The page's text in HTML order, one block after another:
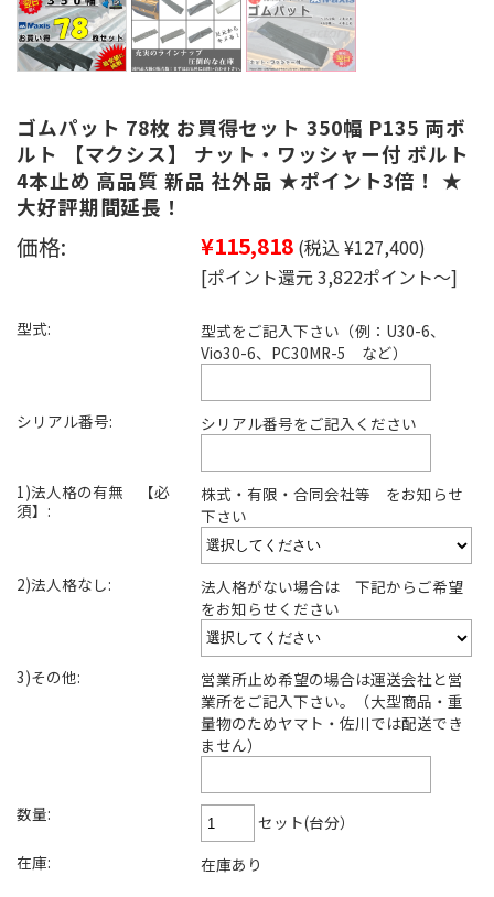
ゴムパット 78枚 お買得セット 350幅 P135 両ボ
ルト 【マクシス】 ナット・ワッシャー付 ボルト
4本止め 高品質 新品 社外品 ★ポイント3倍！ ★
大好評期間延長！
価格: ¥115,818 (税込 ¥127,400)
[ポイント還元 3,822ポイント～]
型式:
型式をご記入下さい（例：U30-6、
Vio30-6、PC30MR-5 など）
シリアル番号: シリアル番号をご記入ください
1)法人格の有無 【必
須】:
株式・有限・合同会社等 をお知らせ
下さい
2)法人格なし:
法人格がない場合は 下記からご希望
をお知らせください
3)その他:
営業所止め希望の場合は運送会社と営
業所をご記入下さい。（大型商品・重
量物のためヤマト・佐川では配送でき
ません）
数量:
セット(台分）
在庫:
在庫あり